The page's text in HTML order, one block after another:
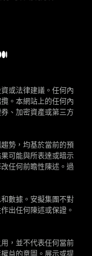
或法律建議。任何內
。本網站上的任何內
、加密資產或第三方
勢，均基於當前的預
可能與所表達或暗示
任何前瞻性陳述。過
數據。安擬集團不對
出任何陳述或保證。
，並不代表任何當前
益的意圖。展示或提